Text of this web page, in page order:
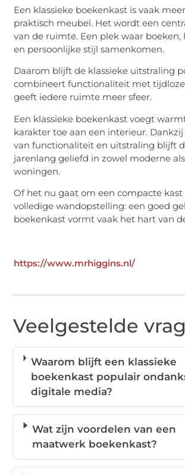
Een klassieke boekenkast is vaak
praktisch meubel. Het wordt een
van de ruimte. Een plek waar
en persoonlijke stijl samenkomen.
Daarom blijft de klassieke uitstraling
combineert functionaliteit met
geeft iedere ruimte meer sfeer.
Een klassieke boekenkast voegt
karakter toe aan een interieur.
van functionaliteit en uitstraling blijft
jarenlang geliefd in zowel moderne
woningen.
Of het nu gaat om een compacte kast
volledige wandopstelling: een goed
boekenkast vormt vaak het hart van
https://www.mrhiggins.nl/
Veelgestelde
Waarom blijft een klassieke
boekenkast populair
digitale media?
Wat zijn voordelen van een
maatwerk boekenkast?